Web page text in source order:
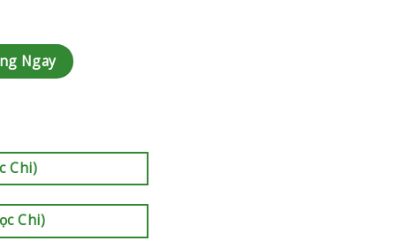
Ngay
Chi)
Chi)